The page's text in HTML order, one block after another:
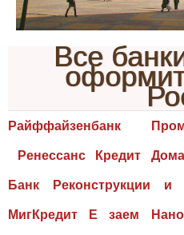
Все
Райффайзенбанк
Ренессанс Кредит
Банк Реконструкции и
МигКредит Е заем